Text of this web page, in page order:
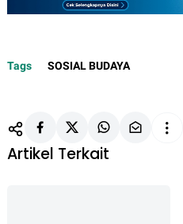
Tags SOSIAL BUDAYA
Artikel Terkait